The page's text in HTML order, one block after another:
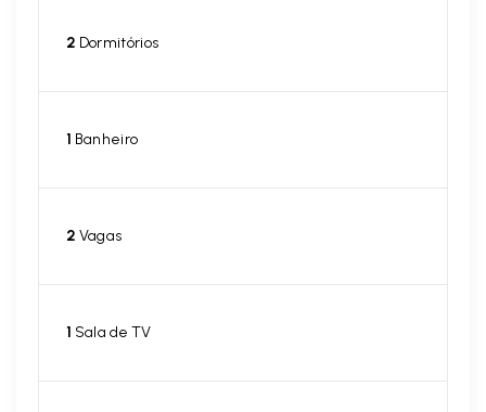
2 Dormitórios
1 Banheiro
2 Vagas
1 Sala de TV